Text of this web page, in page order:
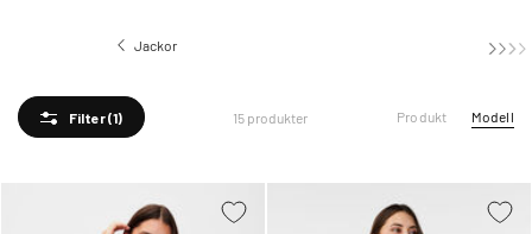
Jackor
Filter(1) 15 produkter Produkt Modell